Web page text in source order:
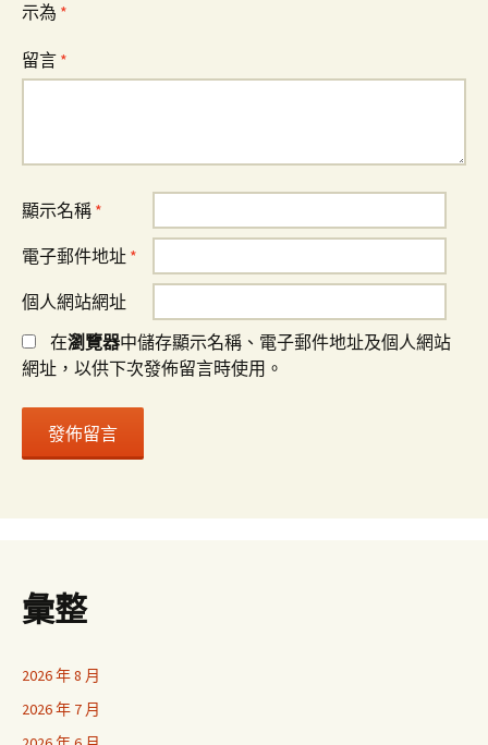
示為 *
留言 *
顯示名稱 *
電子郵件地址 *
個人網站網址
在瀏覽器中儲存顯示名稱、電子郵件地址及個人網站
網址，以供下次發佈留言時使用。
彙整
2026 年 8 月
2026 年 7 月